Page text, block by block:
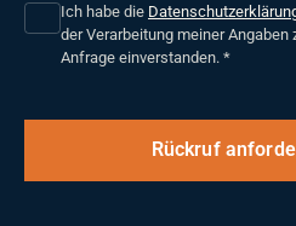
Ich habe die
der Verarbeitung meiner Angaben
Anfrage einverstanden. *
Rückruf